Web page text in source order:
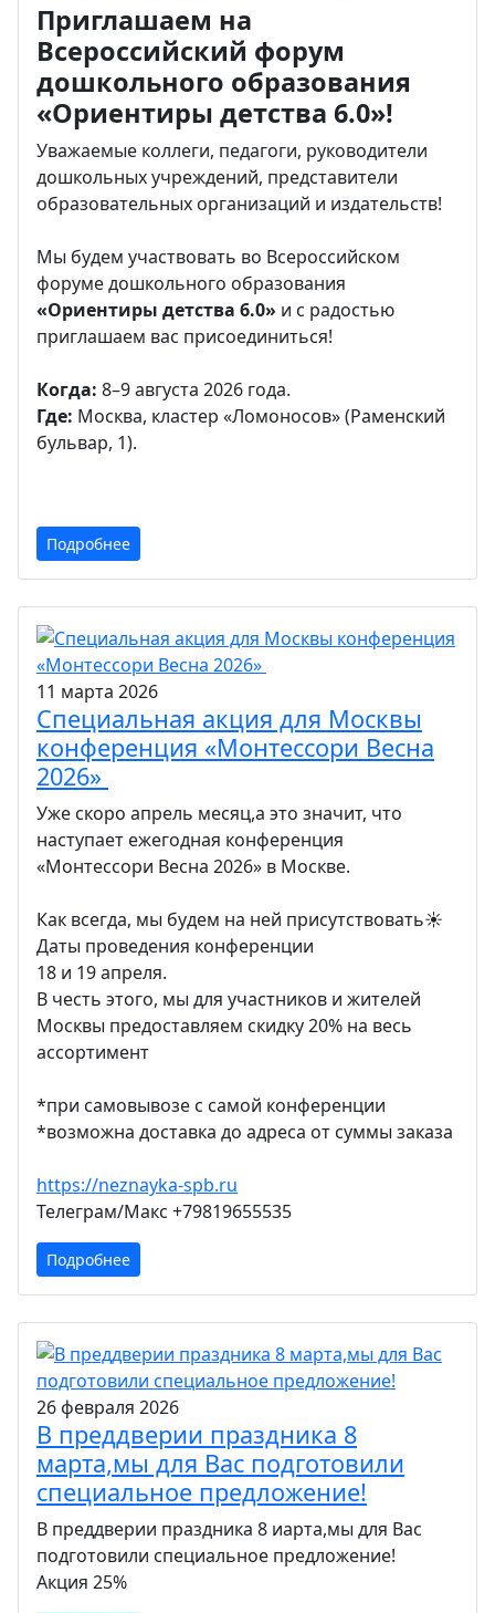
Приглашаем на
Всероссийский форум
дошкольного образования
«Ориентиры детства 6.0»!
Уважаемые коллеги, педагоги, руководители
дошкольных учреждений, представители
образовательных организаций и издательств!
Мы будем участвовать во Всероссийском
форуме дошкольного образования
«Ориентиры детства 6.0» и с радостью
приглашаем вас присоединиться!
Когда: 8–9 августа 2026 года.
Где: Москва, кластер «Ломоносов» (Раменский
бульвар, 1).
Подробнее
11 марта 2026
Специальная акция для Москвы
конференция «Монтессори Весна
2026»
Уже скоро апрель месяц,а это значит, что
наступает ежегодная конференция
«Монтессори Весна 2026» в Москве.
Как всегда, мы будем на ней присутствовать☀️
Даты проведения конференции
18 и 19 апреля.
В честь этого, мы для участников и жителей
Москвы предоставляем скидку 20% на весь
ассортимент
*при самовывозе с самой конференции
*возможна доставка до адреса от суммы заказа
https://neznayka-spb.ru
Телеграм/Макс +79819655535
Подробнее
26 февраля 2026
В преддверии праздника 8
марта,мы для Вас подготовили
специальное предложение!
В преддверии праздника 8 иарта,мы для Вас
подготовили специальное предложение!
Акция 25%